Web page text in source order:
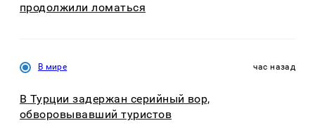
продолжили ломаться
В мире час назад
В Турции задержан серийный вор,
обворовывавший туристов